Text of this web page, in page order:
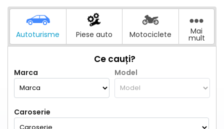
Autoturisme Piese auto Motociclete Mai
mult
Ce cauți?
Marca Model
Caroserie